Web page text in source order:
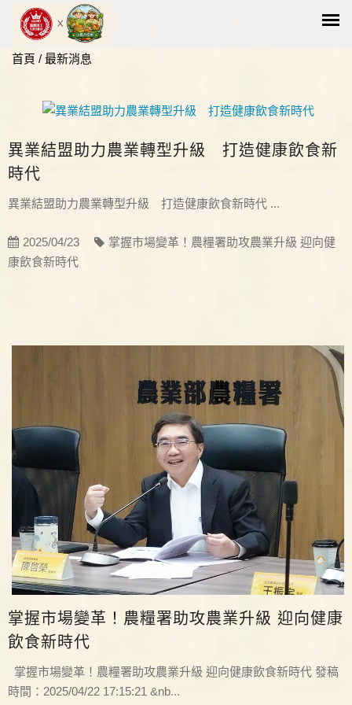
首頁 / 最新消息
異業結盟助力農業轉型升級 打造健康飲食新
時代
異業結盟助力農業轉型升級 打造健康飲食新時代 ...
2025/04/23
掌握市場變革！農糧署助攻農業升級 迎向健
康飲食新時代
掌握市場變革！農糧署助攻農業升級 迎向健康
飲食新時代
掌握市場變革！農糧署助攻農業升級 迎向健康飲食新時代 發稿
時間：2025/04/22 17:15:21 &nb...